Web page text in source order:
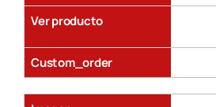
Ver producto
Custom_order